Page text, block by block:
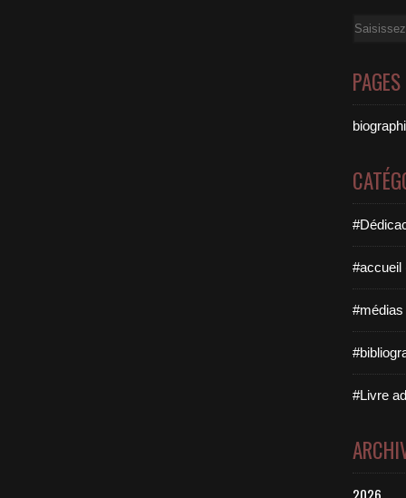
Email
PAGES
#accueil
#médias
#Livre